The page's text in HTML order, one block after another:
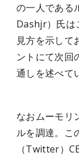
の一人である
Dashjr）氏は
見方を示して
ントにて次回
通しを述べて
なおムーモリ
ルを調達。こ
（Twitter）